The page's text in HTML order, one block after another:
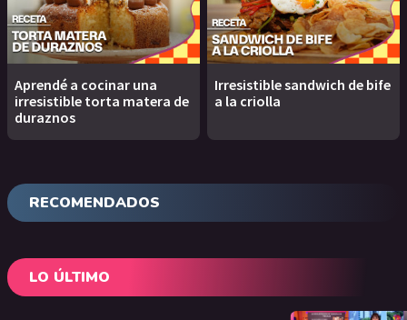
Aprendé a cocinar una
irresistible torta matera de
duraznos
Irresistible sandwich de bife
a la criolla
RECOMENDADOS
LO ÚLTIMO